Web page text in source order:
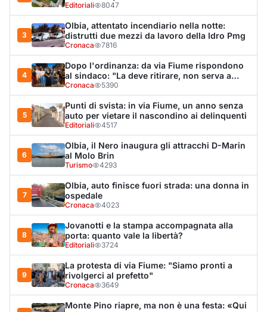
7
Olbia, auto finisce fuori strada: una donna in
ospedale
Cronaca 4023
8
Jovanotti e la stampa accompagnata alla
porta: quanto vale la libertà?
Editoriali 3724
9
La protesta di via Fiume: "Siamo pronti a
rivolgerci al prefetto"
Cronaca 3649
10
Monte Pino riapre, ma non è una festa: «Qui
sono morte tre persone»
Eventi 3432
LA NOTIZIA PIÙ LETTA DEL MESE
Tragedia sulla strada, muore olbiese di 23 anni, era
volontario dell'Oftal